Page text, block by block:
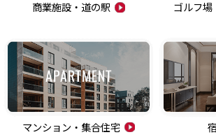
商業施設・道の駅 ゴルフ
マンション・集合住宅